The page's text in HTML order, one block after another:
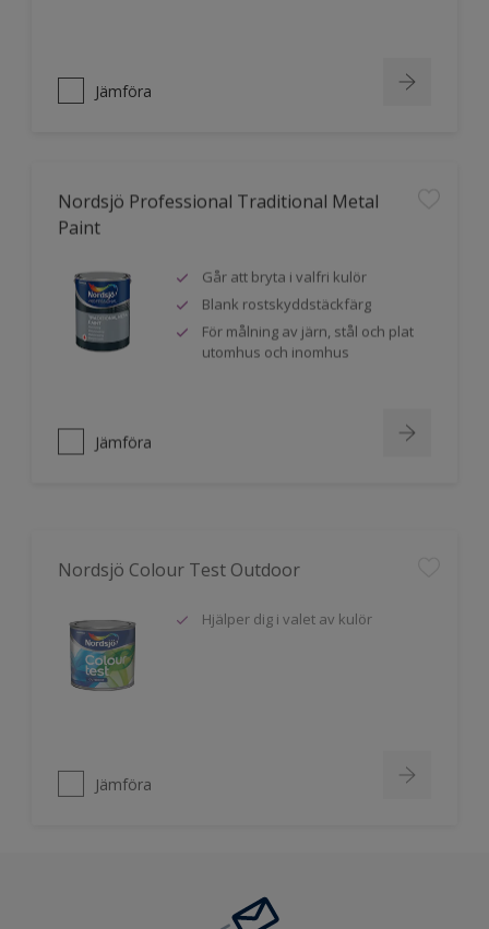
Jämföra
Nordsjö Professional Traditional Metal
Paint
Går att bryta i valfri kulör
Blank rostskyddstäckfärg
För målning av järn, stål och plat
utomhus och inomhus
Jämföra